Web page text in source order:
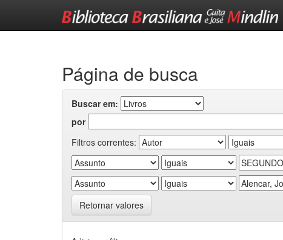
Página de busca
Buscar em:
por
Filtros correntes:
Retornar valores